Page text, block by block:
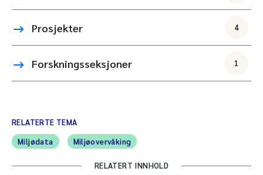
Prosjekter 4
Forskningsseksjoner 1
RELATERTE TEMA
Miljødata
Miljøovervåking
RELATERT INNHOLD